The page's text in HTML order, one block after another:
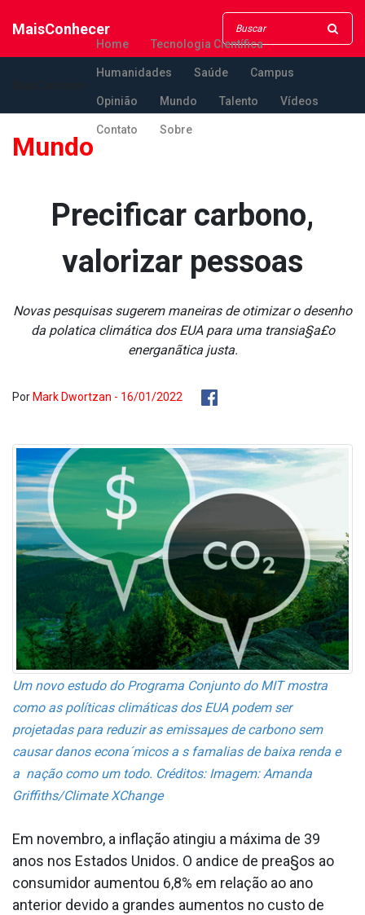
MaisConhecer
Home Tecnologia Científica
Humanidades Saúde Campus
Opinião Mundo Talento Vídeos
Contato Sobre
Mundo
Precificar carbono,
valorizar pessoas
Novas pesquisas sugerem maneiras de otimizar o desenho
da pola­tica climática dos EUA para uma transia§a£o
energanãtica justa.
Por Mark Dwortzan - 16/01/2022
Um novo estudo do Programa Conjunto do MIT mostra
como as políticas climáticas dos EUA podem ser
projetadas para reduzir as emissaµes de carbono sem
causar danos econa´micos a s fama­lias de baixa renda e
a nação como um todo. Créditos: Imagem: Amanda
Griffiths/Climate XChange
Em novembro, a inflação atingiu a máxima de 39
anos nos Estados Unidos. O a­ndice de prea§os ao
consumidor aumentou 6,8% em relação ao ano
anterior devido a grandes aumentos no custo de